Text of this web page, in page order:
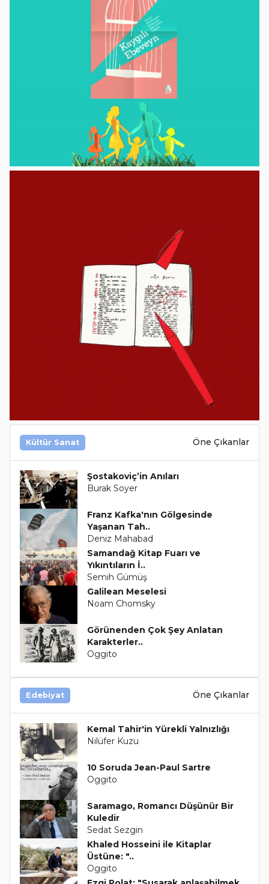
Kültür Sanat Öne Çıkanlar
Şostakoviç’in Anıları
Burak Soyer
Franz Kafka'nın Gölgesinde
Yaşanan Tah..
Deniz Mahabad
Samandağ Kitap Fuarı ve
Yıkıntıların İ..
Semih Gümüş
Galilean Meselesi
Noam Chomsky
Görünenden Çok Şey Anlatan
Karakterler..
Oggito
Edebiyat Öne Çıkanlar
Kemal Tahir'in Yürekli Yalnızlığı
Nilüfer Kuzu
10 Soruda Jean-Paul Sartre
Oggito
Saramago, Romancı Düşünür Bir
Kuledir
Sedat Sezgin
Khaled Hosseini ile Kitaplar
Üstüne: "..
Oggito